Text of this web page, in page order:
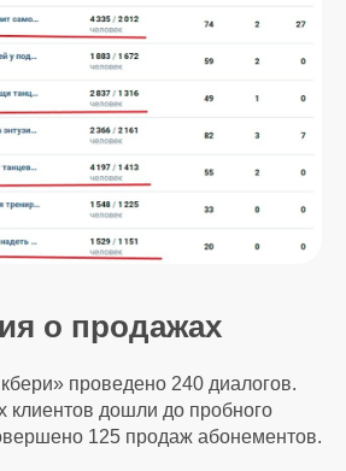
о продажах
проведено 240 диалогов.
клиентов дошли до пробного
125 продаж абонементов.